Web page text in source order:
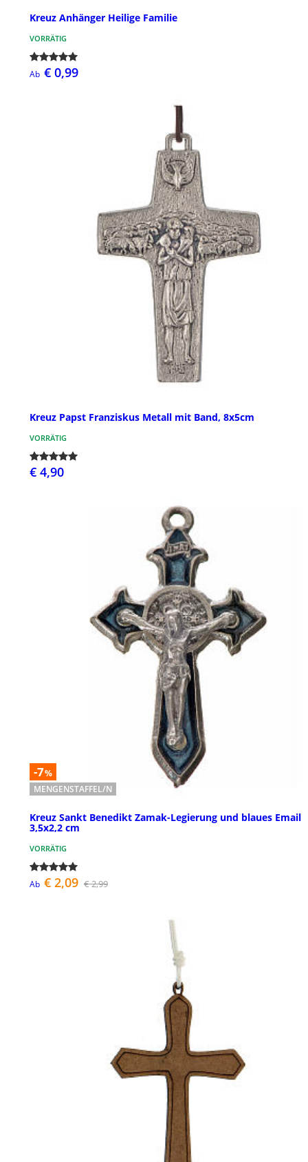
Kreuz Anhänger Heilige Familie
VORRÄTIG
Ab € 0,99
Kreuz Papst Franziskus Metall mit Band, 8x5cm
VORRÄTIG
€ 4,90
-7%
MENGENSTAFFEL/N
Kreuz Sankt Benedikt Zamak-Legierung und blaues Email
3,5x2,2 cm
VORRÄTIG
Ab € 2,09 € 2,99